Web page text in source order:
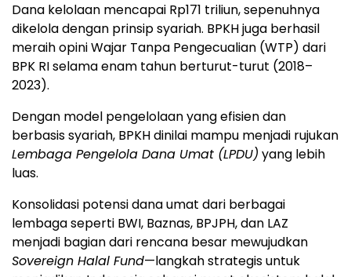
Dana kelolaan mencapai Rp171 triliun, sepenuhnya
dikelola dengan prinsip syariah. BPKH juga berhasil
meraih opini Wajar Tanpa Pengecualian (WTP) dari
BPK RI selama enam tahun berturut-turut (2018–
2023).
Dengan model pengelolaan yang efisien dan
berbasis syariah, BPKH dinilai mampu menjadi rujukan
Lembaga Pengelola Dana Umat (LPDU) yang lebih
luas.
Konsolidasi potensi dana umat dari berbagai
lembaga seperti BWI, Baznas, BPJPH, dan LAZ
menjadi bagian dari rencana besar mewujudkan
Sovereign Halal Fund—langkah strategis untuk